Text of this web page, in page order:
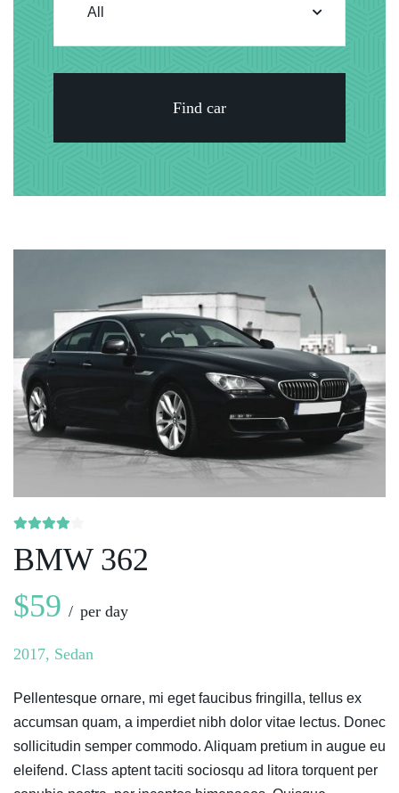
BMW 362
$59
per day
2017, Sedan
Pellentesque ornare, mi eget faucibus fringilla, tellus ex
accumsan quam, a imperdiet nibh dolor vitae lectus. Donec
sollicitudin semper commodo. Aliquam pretium in augue eu
eleifend. Class aptent taciti sociosqu ad litora torquent per